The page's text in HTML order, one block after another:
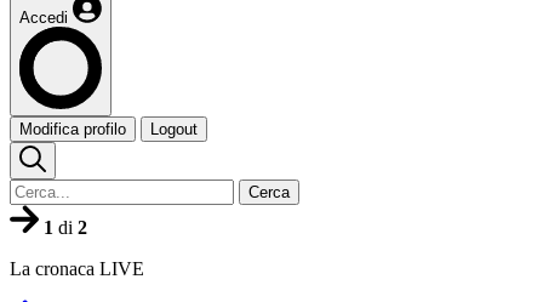
Accedi
Modifica profilo Logout
Cerca
1 di 2
La cronaca LIVE